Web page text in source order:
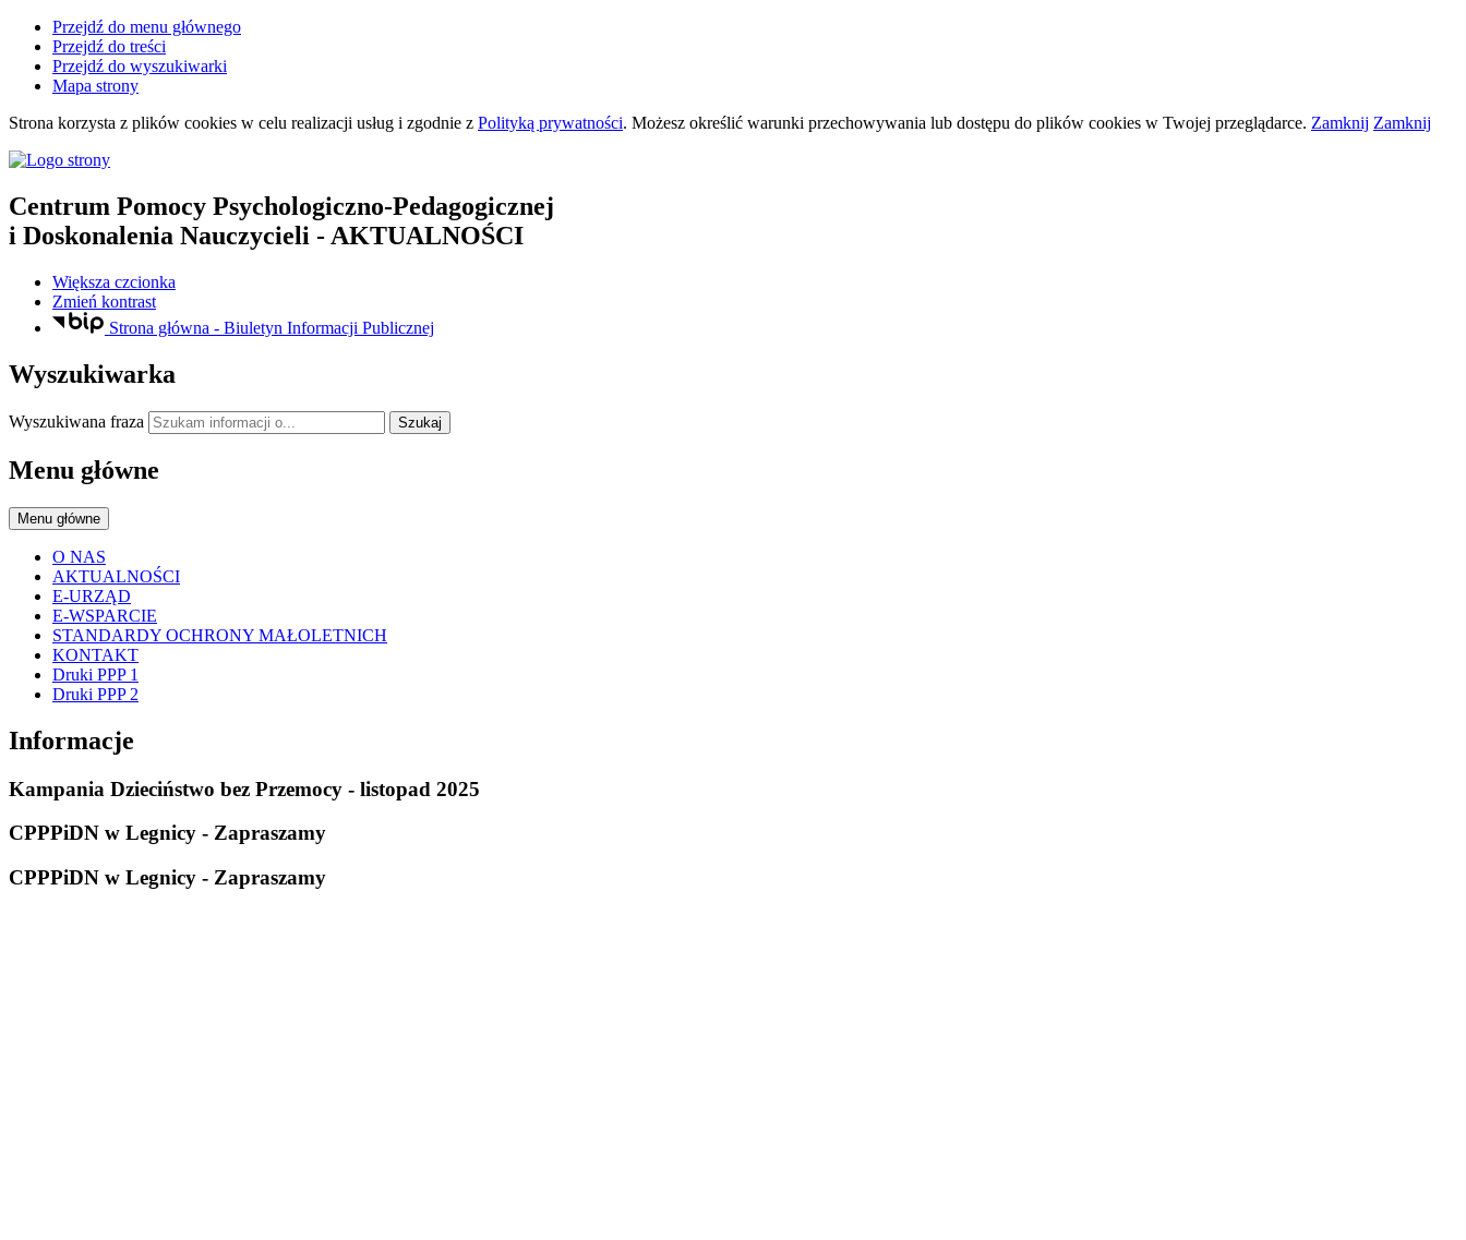
Przejdź do menu głównego
Przejdź do treści
Przejdź do wyszukiwarki
Mapa strony
Strona korzysta z plików cookies w celu realizacji usług i zgodnie z Polityką prywatności. Możesz określić warunki przechowywania lub dostępu do plików cookies w Twojej przeglądarce. Zamknij Zamknij
Centrum Pomocy Psychologiczno-Pedagogicznej
i Doskonalenia Nauczycieli - AKTUALNOŚCI
Większa czcionka
Zmień kontrast
Strona główna - Biuletyn Informacji Publicznej
Wyszukiwarka
Wyszukiwana fraza Szukaj
Menu główne
Menu główne
O NAS
AKTUALNOŚCI
E-URZĄD
E-WSPARCIE
STANDARDY OCHRONY MAŁOLETNICH
KONTAKT
Druki PPP 1
Druki PPP 2
Informacje
Kampania Dzieciństwo bez Przemocy - listopad 2025
CPPPiDN w Legnicy - Zapraszamy
CPPPiDN w Legnicy - Zapraszamy